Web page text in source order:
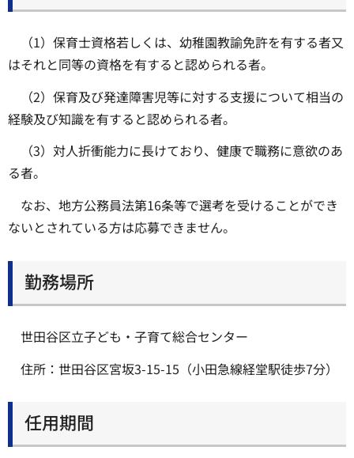
（1）保育士資格若しくは、幼稚園教諭免許を有する者又
はそれと同等の資格を有すると認められる者。
（2）保育及び発達障害児等に対する支援について相当の
経験及び知識を有すると認められる者。
（3）対人折衝能力に長けており、健康で職務に意欲のあ
る者。
なお、地方公務員法第16条等で選考を受けることができ
ないとされている方は応募できません。
勤務場所
世田谷区立子ども・子育て総合センター
住所：世田谷区宮坂3-15-15（小田急線経堂駅徒歩7分）
任用期間